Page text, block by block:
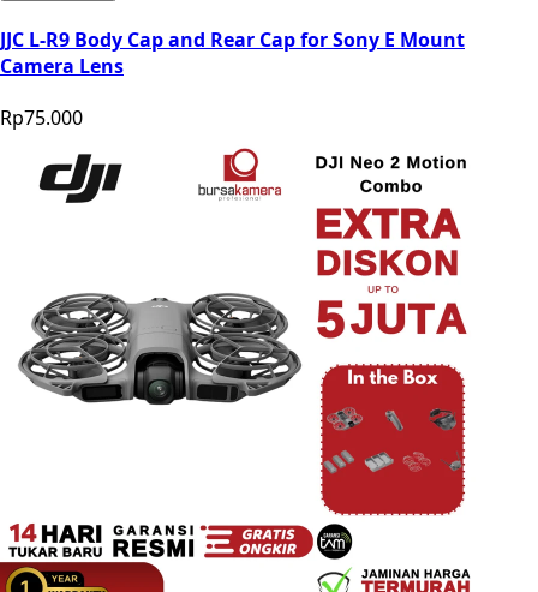
JJC L-R9 Body Cap and Rear Cap for Sony E Mount
Camera Lens
Rp75.000